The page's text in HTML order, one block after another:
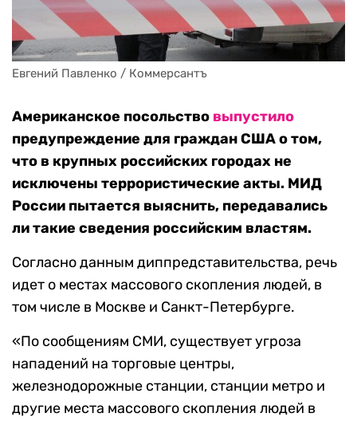
Евгений Павленко / Коммерсантъ
Американское посольство выпустило
предупреждение для граждан США о том,
что в крупных российских городах не
исключены террористические акты. МИД
России пытается выяснить, передавались
ли такие сведения российским властям.
Согласно данным диппредставительства, речь
идет о местах массового скопления людей, в
том числе в Москве и Санкт-Петербурге.
«По сообщениям СМИ, существует угроза
нападений на торговые центры,
железнодорожные станции, станции метро и
другие места массового скопления людей в